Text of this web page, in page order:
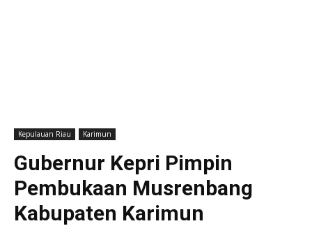
Kepulauan Riau Karimun
Gubernur Kepri Pimpin
Pembukaan Musrenbang
Kabupaten Karimun